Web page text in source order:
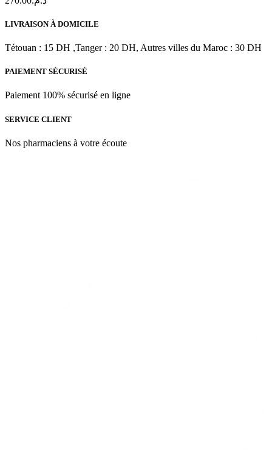
ML
LIVRAISON À DOMICILE
Tétouan : 15 DH ,Tanger : 20 DH, Autres villes du Maroc : 30 DH
PAIEMENT SÉCURISÉ
Paiement 100% sécurisé en ligne
SERVICE CLIENT
Nos pharmaciens à votre écoute